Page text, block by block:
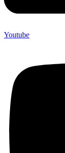
Youtube